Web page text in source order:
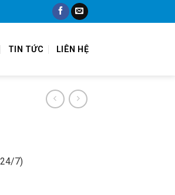
TIN TỨC LIÊN HỆ
7)